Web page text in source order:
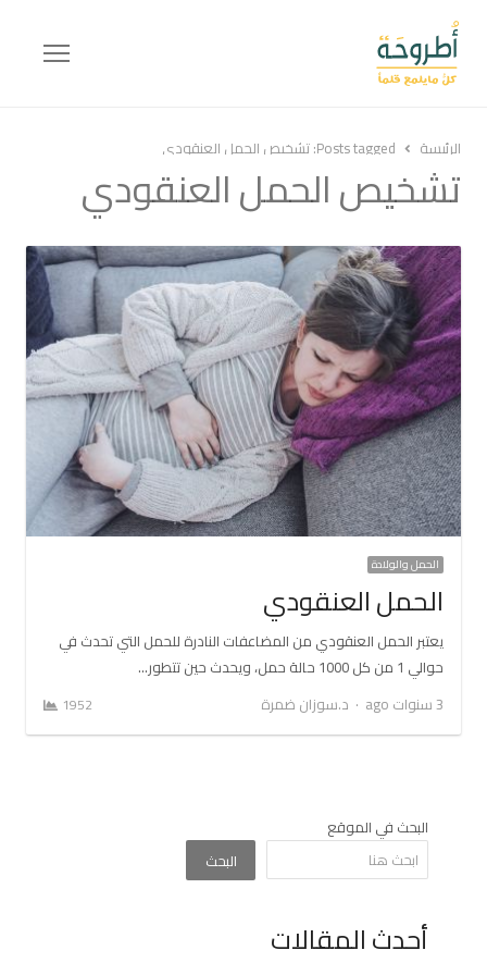
Menu
الرئيسة Posts tagged: تشخيص الحمل العنقودي
تشخيص الحمل العنقودي
الحمل والولادة
الحمل العنقودي
يعتبر الحمل العنقودي من المضاعفات النادرة للحمل التي تحدث في
حوالي 1 من كل 1000 حالة حمل، ويحدث حين تتطور…
3 سنوات ago
Author
د.سوزان ضمرة 1952
البحث في الموقع
البحث
أحدث المقالات